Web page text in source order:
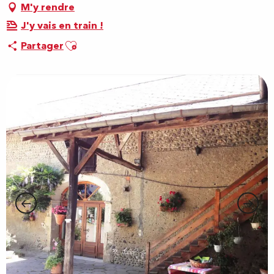
M'y rendre
J'y vais en train !
PartagerAjouter aux favoris